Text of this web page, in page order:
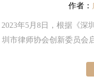
作者：
2023年5月8日，根据《深
圳市律师协会创新委员会
事业高质量发展。其中，